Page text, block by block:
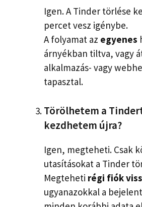
Igen. A Tinder törlése
percet vesz igénybe.
A folyamat az egyenes
árnyékban tiltva, vagy
alkalmazás- vagy
tapasztal.
Törölhetem a
kezdhetem újra?
Igen, megteheti. Csak
utasításokat a Tinder
Megteheti régi fiók
ugyanazokkal a